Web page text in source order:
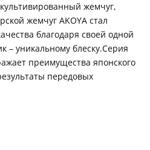
жемчуг,
жемчуг AKOYA стал
благодаря своей одной
– уникальному блеску.Серия
преимущества японского
передовых